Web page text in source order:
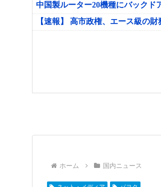
中国製ルーター20機種にバックド
【速報】 高市政権、エース級の
ホーム 国内ニュース